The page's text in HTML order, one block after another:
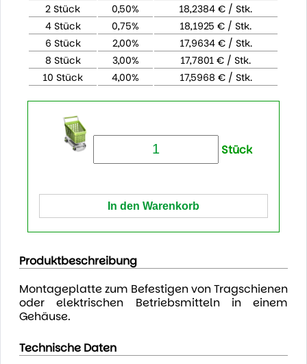
2 Stück
0,50%
18,2384 € / Stk.
4 Stück
0,75%
18,1925 € / Stk.
6 Stück
2,00%
17,9634 € / Stk.
8 Stück
3,00%
17,7801 € / Stk.
10 Stück
4,00% 17,5968 € / Stk.
Stück
Produktbeschreibung
Montageplatte zum Befestigen von Tragschienen
oder elektrischen Betriebsmitteln in einem
Gehäuse.
Technische Daten